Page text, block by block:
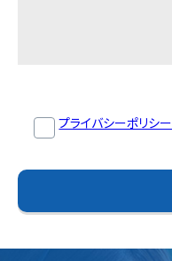
プライバシーポリシー